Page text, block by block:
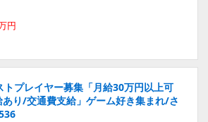
円
トプレイヤー募集「月給30万円以上可
り/交通費支給」ゲーム好き集まれ/さ